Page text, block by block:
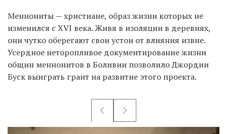
Меннониты — христиане, образ жизни которых не
изменился с XVI века. Живя в изоляции в деревнях,
они чутко оберегают свои устои от влияния извне.
Усердное неторопливое документирование жизни
общин меннонитов в Боливии позволило Джордии
Буск выиграть грант на развитие этого проекта.